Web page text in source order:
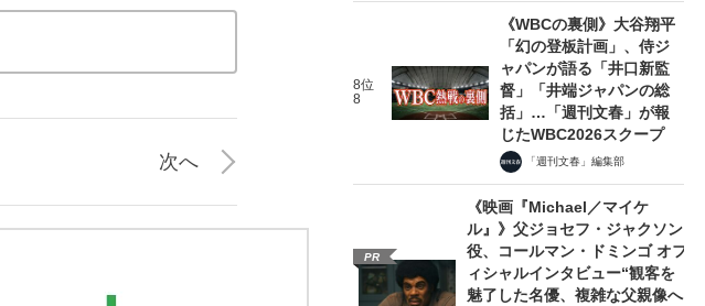
次へ
8位
8
《WBCの裏側》大谷翔平
「幻の登板計画」、侍ジ
ャパンが語る「井口新監
督」「井端ジャパンの総
括」…「週刊文春」が報
じたWBC2026スクープ
「週刊文春」編集部
PR
《映画『Michael／マイケ
ル』》父ジョセフ・ジャクソン
役、コールマン・ドミンゴ オフ
ィシャルインタビュー“観客を
魅了した名優、複雑な父親像へ